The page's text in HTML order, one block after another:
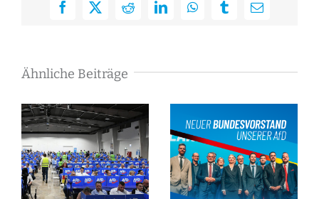
Facebook
X RedditLinkedInWhatsAppTumblrE-
Ähnliche Beiträge